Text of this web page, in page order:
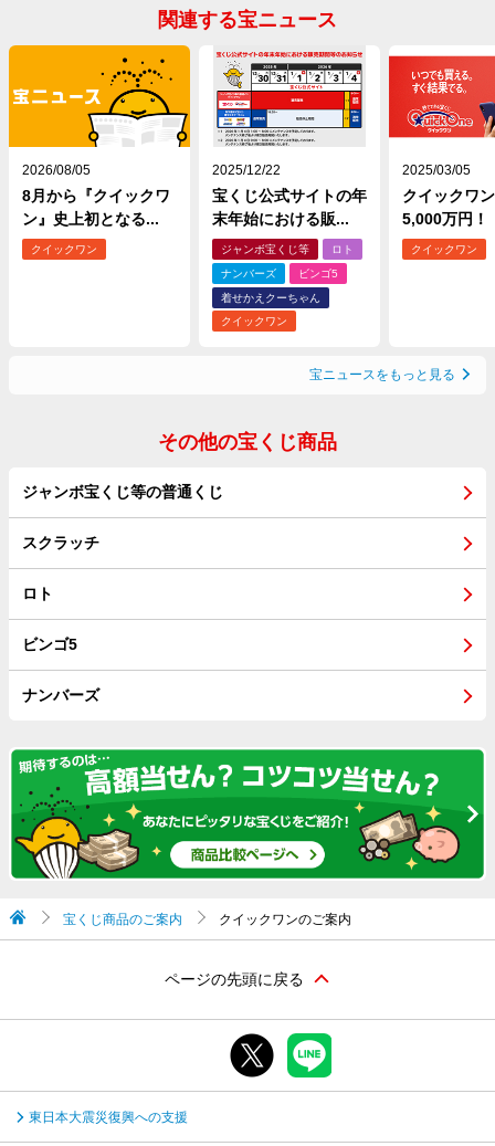
関連する宝ニュース
2026/08/05
8月から『クイックワ
ン』史上初となる...
クイックワン
2025/12/22
宝くじ公式サイトの年
末年始における販...
ジャンボ宝くじ等
ロト
ナンバーズ
ビンゴ5
着せかえクーちゃん
クイックワン
2025/03/05
クイックワ
5,000万円！
クイックワン
宝ニュースをもっと見る
その他の宝くじ商品
ジャンボ宝くじ等の普通くじ
スクラッチ
ロト
ビンゴ5
ナンバーズ
宝くじ商品のご案内 クイックワンのご案内
ページの先頭に戻る
東日本大震災復興への支援